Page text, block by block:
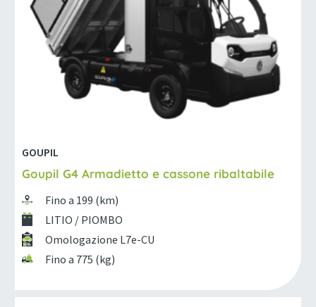
GOUPIL
Goupil G4 Armadietto e cassone ribaltabile
Fino a 199 (km)
LITIO / PIOMBO
Omologazione L7e-CU
Fino a 775 (kg)